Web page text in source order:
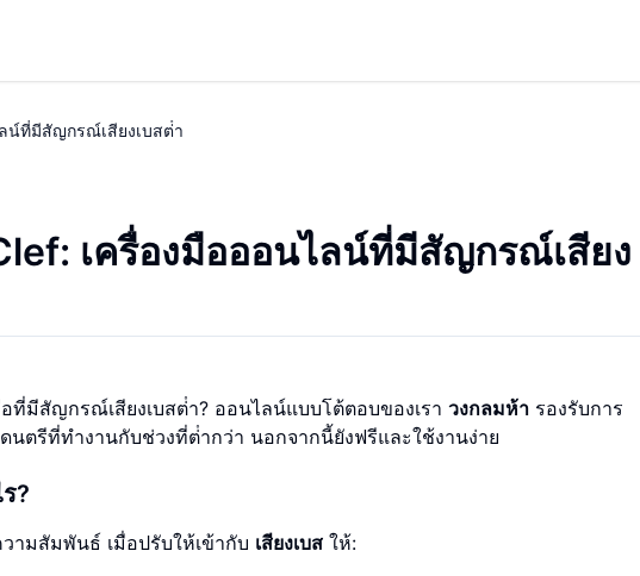
น์ที่มีสัญกรณ์เสียงเบสต่ํา
เครื่องมือออนไลน์ที่มีสัญกรณ์เสียง
อที่มีสัญกรณ์เสียงเบสต่ํา? ออนไลน์แบบโต้ตอบของเรา วงกลมห้า รองรับการ
นตรีที่ทํางานกับช่วงที่ต่ํากว่า นอกจากนี้ยังฟรีและใช้งานง่าย
?
ามสัมพันธ์ เมื่อปรับให้เข้ากับ เสียงเบส ให้: